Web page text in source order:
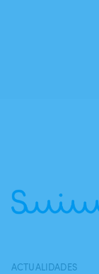
ACTUALIDADES